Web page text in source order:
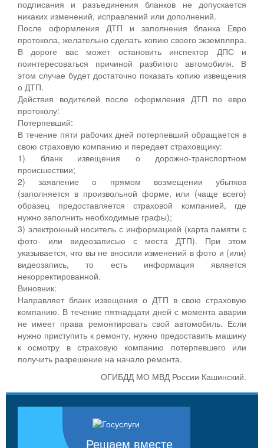
подписания и разъединения бланков не допускается
никаких изменений, исправлений или дополнений.
После оформления ДТП и заполнения бланка Евро
протокола, желательно сделать копию своего экземпляра.
В дороге вас может остановить инспектор ДПС и
поинтересоваться причиной разбитого автомобиля. В
этом случае будет достаточно показать копию извещения
о ДТП.
Действия водителей после оформления ДТП по евро
протоколу:
Потерпевший:
В течение пяти рабочих дней потерпевший обращается в
свою страховую компанию и передает страховщику:
1) бланк извещения о дорожно-транспортном
происшествии;
2) заявление о прямом возмещении убытков
(заполняется в произвольной форме, или (чаще всего)
образец предоставляется страховой компанией, где
нужно заполнить необходимые графы);
3) электронный носитель с информацией (карта памяти с
фото- или видеозаписью с места ДТП). При этом
указывается, что вы не вносили изменений в фото и (или)
видеозапись, то есть информация является
некорректированной.
Виновник:
Направляет бланк извещения о ДТП в свою страховую
компанию. В течение пятнадцати дней с момента аварии
не имеет права ремонтировать свой автомобиль. Если
нужно приступить к ремонту, нужно предоставить машину
к осмотру в страховую компанию потерпевшего или
получить разрешение на начало ремонта.
ОГИБДД МО МВД России Кашинский.
Решаем вместе